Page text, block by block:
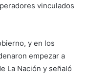
vinculados
y en los
empezar a
La Nación y señaló